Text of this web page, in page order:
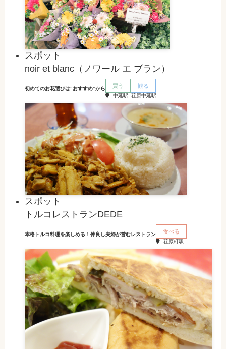
スポット
noir et blanc（ノワール エ ブラン）
初めてのお花選びは“おすすめ”から 買う 観る
中延駅, 荏原中延駅
スポット
トルコレストランDEDE
本格トルコ料理を楽しめる！仲良し夫婦が営むレストラン 食べる
荏原町駅